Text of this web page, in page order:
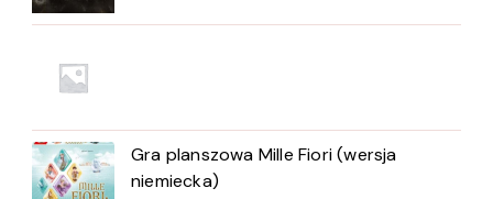
Gra planszowa Mille Fiori (wersja
niemiecka)